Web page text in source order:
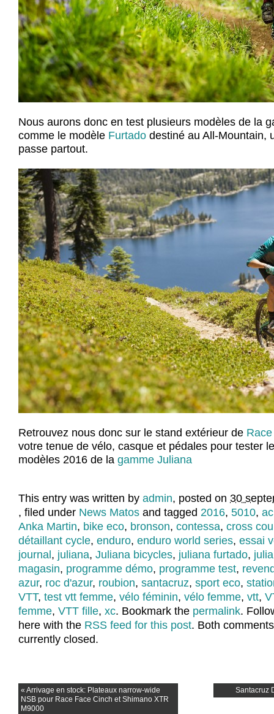
Nous aurons donc en test plusieurs modèles de la
comme le modèle Furtado destiné au All-Mountain,
passe partout.
Retrouvez nous donc sur le stand extérieur de
votre tenue de vélo, casque et pédales pour tester
modèles 2016 de la gamme Juliana
This entry was written by admin, posted on 30
, filed under News Matos and tagged 2016, 5010,
Anka Martin, bike eco, bronson, contessa, cross
détaillant cycle, enduro, enduro world series, essai
journal , juliana, Juliana bicycles, juliana furtado,
magasin, programme démo, programme test,
azur, roc d'azur, roubion, santacruz, sport eco,
VTT, test vtt femme, vélo féminin, vélo femme, vtt,
femme, VTT fille, xc. Bookmark the permalink.
here with the RSS feed for this post. Both
currently closed.
« Arrivage en stock: Plateaux narrow-wide
NSB pour Race Face Cinch et Shimano XTR
M9000
Santacruz